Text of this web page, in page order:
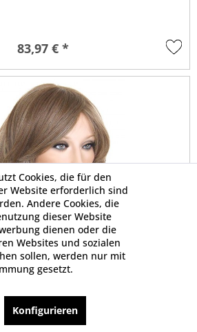
83,97 € *
Cookies, die für den
Website erforderlich sind
Andere Cookies, die
dieser Website
dienen oder die
Websites und sozialen
sollen, werden nur mit
gesetzt.
Konfigurieren